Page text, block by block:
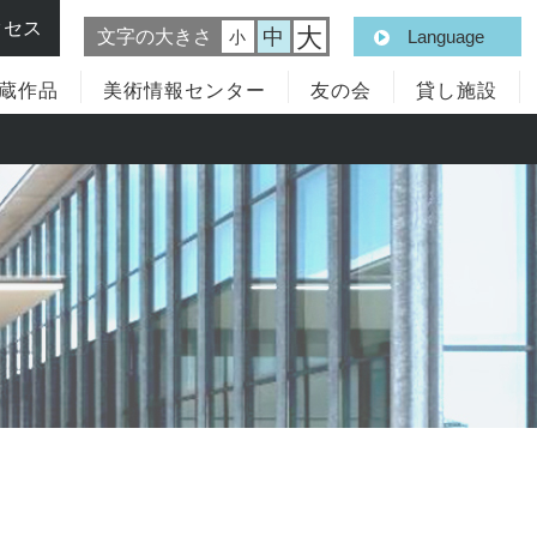
ス 文字の大きさ 小 中 大 Language
作品 美術情報センター 友の会 貸し施設